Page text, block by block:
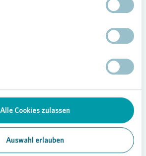
Alle Cookies zulassen
Auswahl erlauben
Freizeit im Grünen zu
unseren Partnern daran erinnern,
grünen Oasen für unser Quartier
freuen wir uns, den
und Bewohnern die vielfältigen
Vereine und Angebote
erklärtVonovia
Nora Woker.